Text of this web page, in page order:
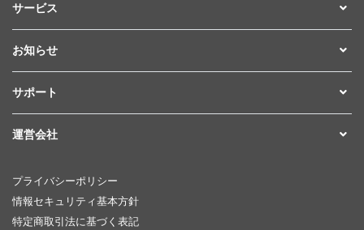
サービス
お知らせ
サポート
運営会社
プライバシーポリシー
情報セキュリティ基本方針
特定商取引法に基づく表記